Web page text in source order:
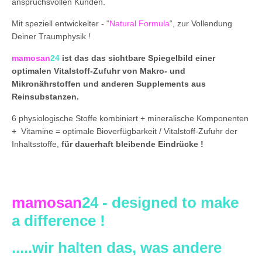
Mit speziell entwickelter - “Natural Formula“, zur Vollendung
Deiner Traumphysik !
mamosan24 ist das das sichtbare Spiegelbild einer
optimalen Vitalstoff-Zufuhr von Makro- und
Mikronährstoffen und anderen Supplements aus
Reinsubstanzen.
6 physiologische Stoffe kombiniert + mineralische Komponenten
+ Vitamine = optimale Bioverfügbarkeit / Vitalstoff-Zufuhr der
Inhaltsstoffe, für dauerhaft bleibende Eindrücke !
mamosan24 - designed to make
a difference !
.....wir halten das, was andere